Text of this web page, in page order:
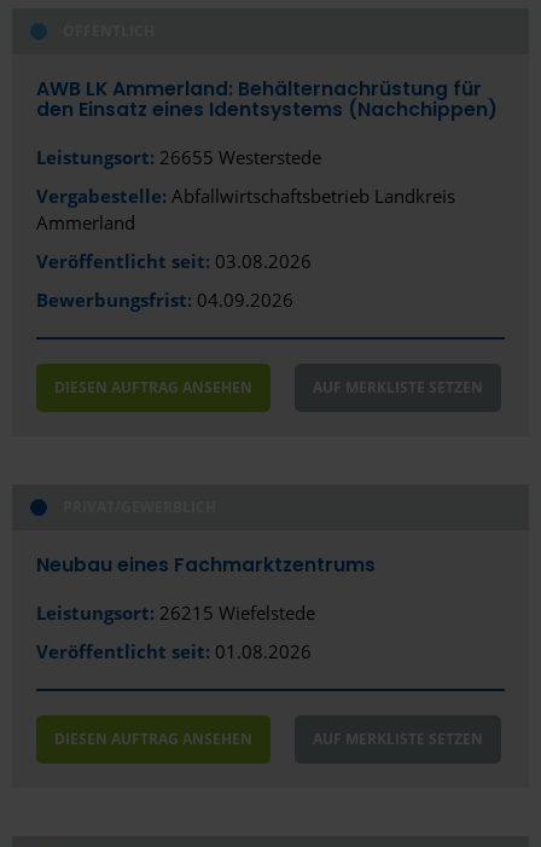
AWB LK Ammerland: Behälternachrüstung für
den Einsatz eines Identsystems (Nachchippen)
Leistungsort: 26655 Westerstede
Vergabestelle: Abfallwirtschaftsbetrieb Landkreis
Ammerland
Veröffentlicht seit: 03.08.2026
Bewerbungsfrist: 04.09.2026
DIESEN AUFTRAG ANSEHEN AUF MERKLISTE SETZEN
Neubau eines Fachmarktzentrums
Leistungsort: 26215 Wiefelstede
Veröffentlicht seit: 01.08.2026
DIESEN AUFTRAG ANSEHEN AUF MERKLISTE SETZEN